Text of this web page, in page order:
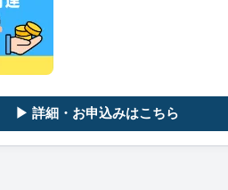
▶ 詳細・お申込みはこちら